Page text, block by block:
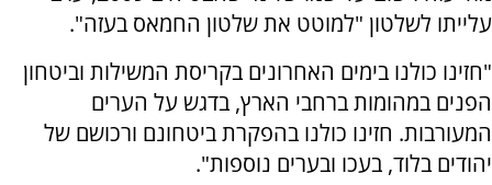
עלייתו לשלטון "למוטט את שלטון החמאס בעזה".
"חזינו כולנו בימים האחרונים בקריסת המשילות וביטחון
הפנים במהומות ברחבי הארץ, בדגש על הערים
המעורבות. חזינו כולנו בהפקרת ביטחונם ורכושם של
יהודים בלוד, בעכו ובערים נוספות".